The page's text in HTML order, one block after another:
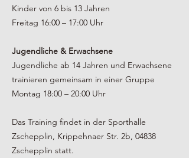
Kinder von 6 bis 13 Jahren
Freitag 16:00 – 17:00 Uhr
Jugendliche & Erwachsene
Jugendliche ab 14 Jahren und Erwachsene
trainieren gemeinsam in einer Gruppe
Montag 18:00 – 20:00 Uhr
Das Training findet in der Sporthalle
Zschepplin, Krippehnaer Str. 2b, 04838
Zschepplin statt.